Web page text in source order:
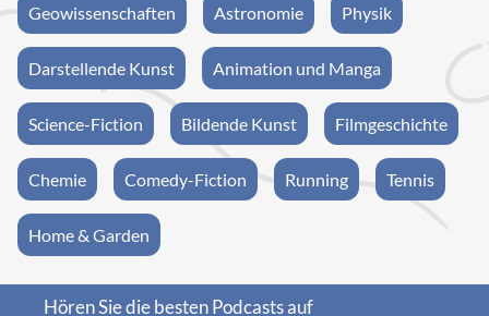
Geowissenschaften Astronomie Physik
Darstellende Kunst Animation und Manga
Science-Fiction Bildende Kunst Filmgeschichte
Chemie Comedy-Fiction Running Tennis
Home & Garden
Hören Sie die besten Podcasts auf